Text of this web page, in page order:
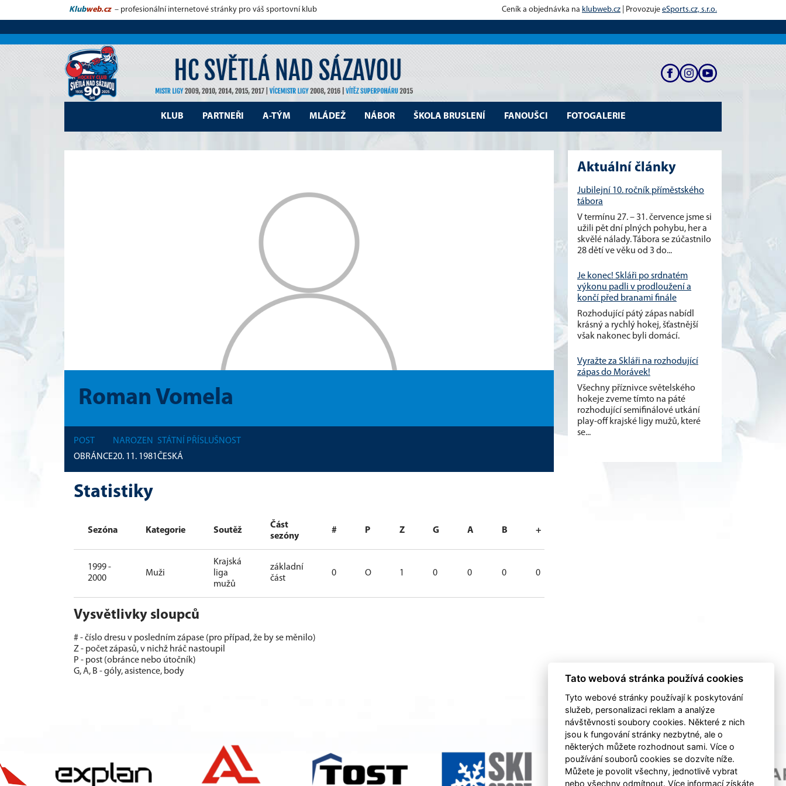
Klubweb.cz – profesionální internetové stránky pro váš sportovní klub Ceník a objednávka na klubweb.cz | Provozuje eSports.cz, s.r.o.
KLUB PARTNEŘI A-TÝM MLÁDEŽ NÁBOR ŠKOLA BRUSLENÍ FANOUŠCI FOTOGALERIE
Roman Vomela
POST
OBRÁNCE
NAROZEN
20. 11. 1981
STÁTNÍ PŘÍSLUŠNOST
ČESKÁ
Statistiky
Sezóna Kategorie Soutěž
Část
sezóny
# P Z G A B +
1999 -
2000
Muži
Krajská
liga
mužů
základní
část
0 O 1 0 0 0 0
Vysvětlivky sloupců
# - číslo dresu v posledním zápase (pro případ, že by se měnilo)
Z - počet zápasů, v nichž hráč nastoupil
P - post (obránce nebo útočník)
G, A, B - góly, asistence, body
Aktuální články
Jubilejní 10. ročník příměstského
tábora
V termínu 27. – 31. července jsme si
užili pět dní plných pohybu, her a
skvělé nálady. Tábora se zúčastnilo
28 dětí ve věku od 3 do...
Je konec! Skláři po srdnatém
výkonu padli v prodloužení a
končí před branami finále
Rozhodující pátý zápas nabídl
krásný a rychlý hokej, šťastnější
však nakonec byli domácí.
Vyražte za Skláři na rozhodující
zápas do Morávek!
Všechny příznivce světelského
hokeje zveme tímto na páté
rozhodující semifinálové utkání
play-off krajské ligy mužů, které
se...
Tato webová stránka používá cookies
Tyto webové stránky používají k poskytování
služeb, personalizaci reklam a analýze
návštěvnosti soubory cookies. Některé z nich
jsou k fungování stránky nezbytné, ale o
některých můžete rozhodnout sami. Více o
používání souborů cookies se dozvíte níže.
Můžete je povolit všechny, jednotlivě vybrat
nebo všechny odmítnout. Více informací získáte